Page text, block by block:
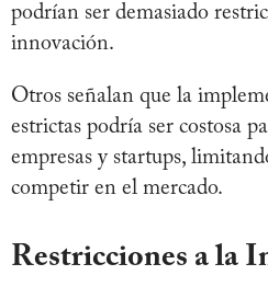
podrían ser demasiado
innovación.
Otros señalan que la
estrictas podría ser costosa
empresas y startups,
competir en el mercado.
Restricciones a la